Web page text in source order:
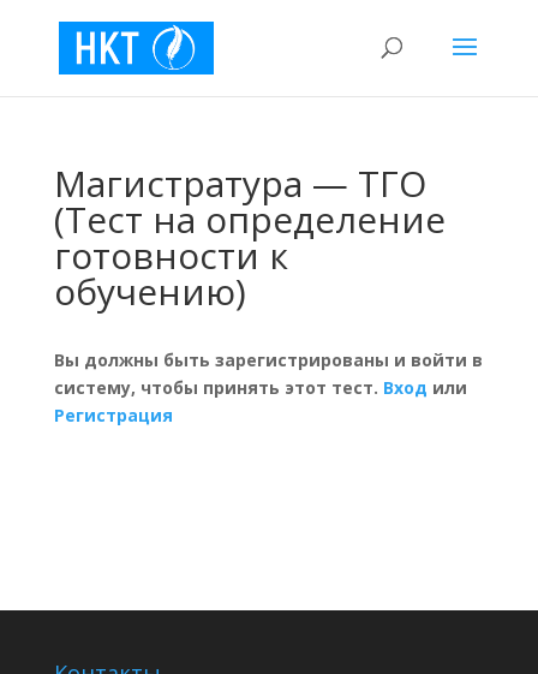
Магистратура — ТГО
(Тест на определение
готовности к
обучению)
Вы должны быть зарегистрированы и войти в
систему, чтобы принять этот тест. Вход или
Регистрация